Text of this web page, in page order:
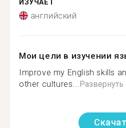
ИЗУЧАЕТ
английский
Мои цели в изучении
Improve my English skills
other cultures... Развернуть